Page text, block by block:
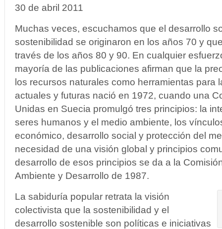
30 de abril 2011
Muchas veces, escuchamos que el desarrollo
sostenibilidad se originaron en los años 70 y
través de los años 80 y 90. En cualquier
mayoría de las publicaciones afirman que la
los recursos naturales como herramientas para
actuales y futuras nació en 1972, cuando una
Unidas en Suecia promulgó tres principios: la
seres humanos y el medio ambiente, los
económico, desarrollo social y protección del
necesidad de una visión global y principios
desarrollo de esos principios se da a la
Ambiente y Desarrollo de 1987.
La sabiduría popular retrata la visión
colectivista que la sostenibilidad y el
desarrollo sostenible son políticas e iniciativas